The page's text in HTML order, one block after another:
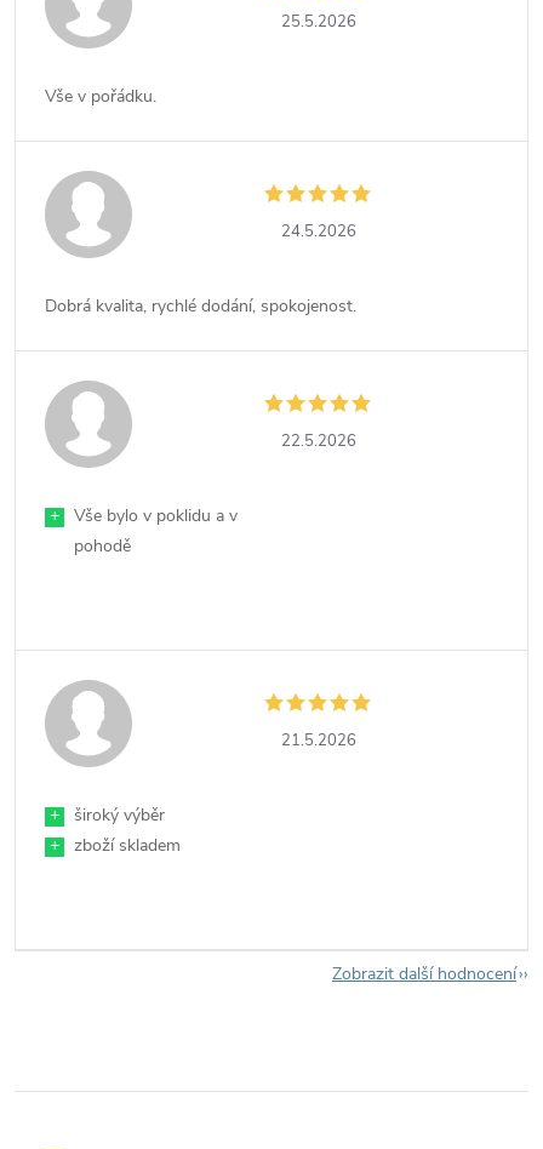
25.5.2026
Vše v pořádku.
24.5.2026
Dobrá kvalita, rychlé dodání, spokojenost.
22.5.2026
+
Vše bylo v poklidu a v
pohodě
21.5.2026
+
široký výběr
+
zboží skladem
Zobrazit další hodnocení